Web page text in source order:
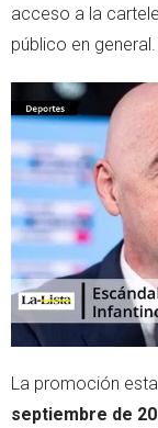
acceso a la
público en general.
La promoción
septiembre de